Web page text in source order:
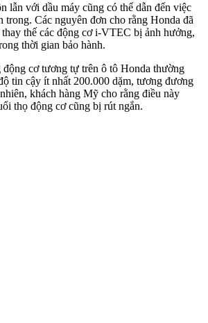
lẫn với dầu máy cũng có thể dẫn đến việc
trong. Các nguyên đơn cho rằng Honda đã
thế các động cơ i-VTEC bị ảnh hưởng,
thời gian bảo hành.
cơ tương tự trên ô tô Honda thường
tin cậy ít nhất 200.000 dặm, tương đương
khách hàng Mỹ cho rằng điều này
thọ động cơ cũng bị rút ngắn.